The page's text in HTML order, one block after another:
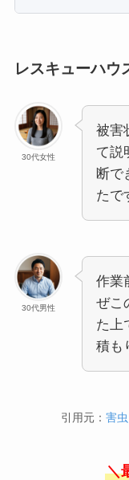
レスキューハウ
30代女性
被害
て説
断で
たで
30代男性
作業
ぜこ
た上
積も
引用元：害
＼